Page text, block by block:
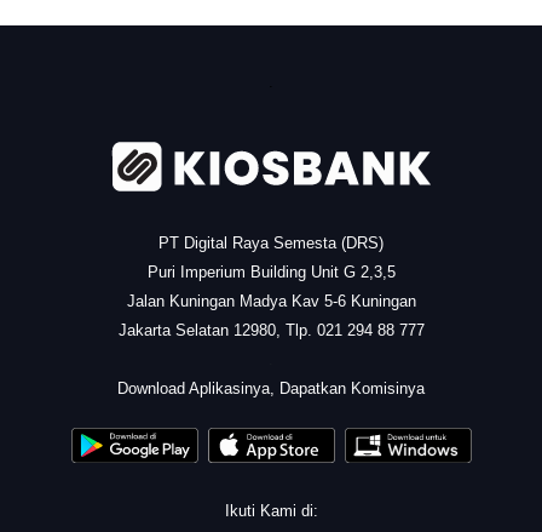
PT Digital Raya Semesta (DRS)
Puri Imperium Building Unit G 2,3,5
Jalan Kuningan Madya Kav 5-6 Kuningan
Jakarta Selatan 12980, Tlp. 021 294 88 777
Download Aplikasinya, Dapatkan Komisinya
Ikuti Kami di: